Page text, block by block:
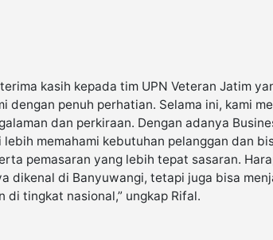
kasih kepada tim UPN Veteran Jatim
dengan penuh perhatian. Selama ini, kami
dan perkiraan. Dengan adanya
lebih memahami kebutuhan pelanggan dan
pemasaran yang lebih tepat sasaran.
dikenal di Banyuwangi, tetapi juga bisa
di tingkat nasional,” ungkap Rifal.